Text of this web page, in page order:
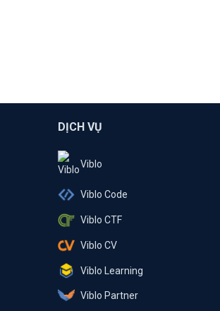
DỊCH VỤ
Viblo
Viblo Code
Viblo CTF
Viblo CV
Viblo Learning
Viblo Partner